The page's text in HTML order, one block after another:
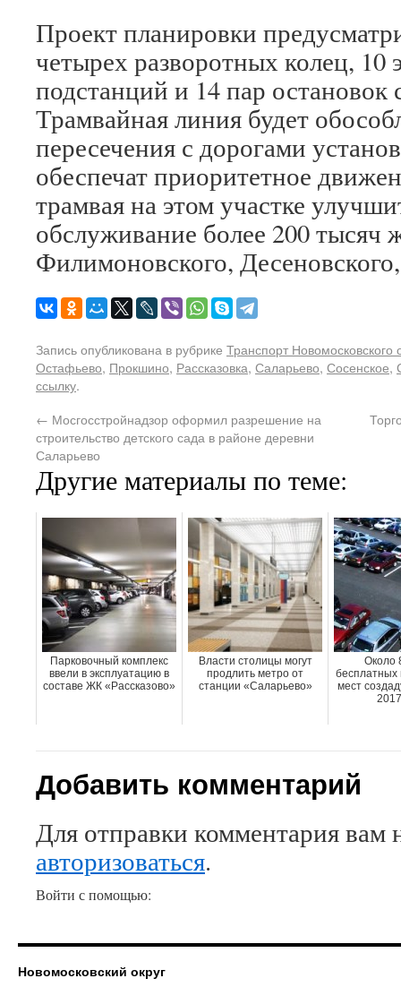
Проект планировки
четырех разворотных колец, 10
подстанций и 14 пар остановок
Трамвайная линия будет
пересечения с дорогами
обеспечат приоритетное
трамвая на этом участке
обслуживание более 200 тысяч
Филимоновского,
Запись опубликована в рубрике Транспорт Новомосковского
Остафьево, Прокшино, Рассказовка, Саларьево, Сосенское,
ссылку.
← Мосгосстройнадзор оформил разрешение на
строительство детского сада в районе деревни
Саларьево
Другие материалы по теме:
Парковочный комплекс
ввели в эксплуатацию в
составе ЖК «Рассказово»
Власти столицы могут
продлить метро от
станции «Саларьево»
Около
бесплатных
мест
Добавить комментарий
Для отправки комментария вам
авторизоваться.
Войти с помощью:
Новомосковский округ